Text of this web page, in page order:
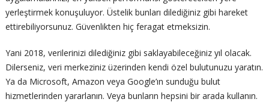
yerleştirmek konuşuluyor. Üstelik bunları dilediğiniz gibi hareket
ettirebiliyorsunuz. Güvenlikten hiç feragat etmeksizin.
Yani 2018, verilerinizi dilediğiniz gibi saklayabileceğiniz yıl olacak.
Dilerseniz, veri merkeziniz üzerinden kendi özel bulutunuzu yaratın.
Ya da Microsoft, Amazon veya Google’ın sunduğu bulut
hizmetlerinden yararlanın. Veya bunların hepsini bir arada kullanın.